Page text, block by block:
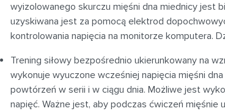
wyizolowanego skurczu mięśni dna miednicy jest
uzyskiwana jest za pomocą elektrod
kontrolowania napięcia na monitorze komputera.
Trening siłowy bezpośrednio ukierunkowany na
wykonuje wyuczone wcześniej napięcia mięśni
powtórzeń w serii i w ciągu dnia. Możliwe jest
napięć. Ważne jest, aby podczas ćwiczeń mięśnie